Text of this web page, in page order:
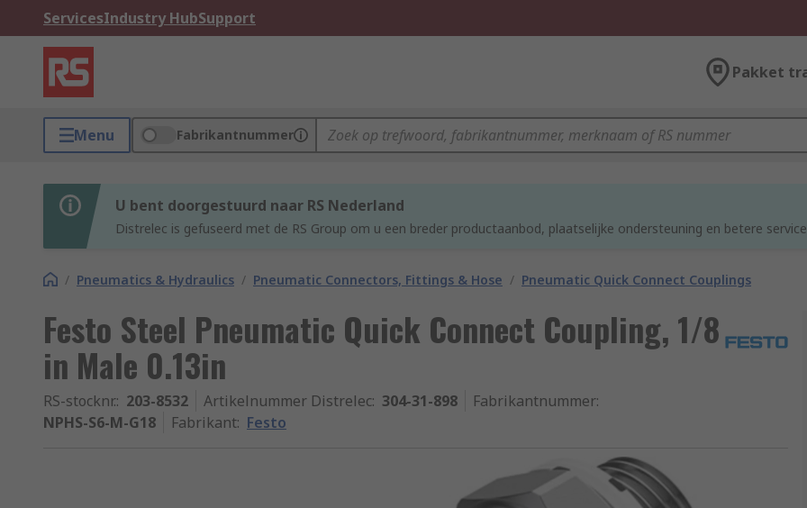
ServicesIndustry HubSupport
Pakket
Menu Fabrikantnummer
U bent doorgestuurd naar RS Nederland
Distrelec is gefuseerd met de RS Group om u een breder productaanbod, plaatselijke ondersteuning en betere
/ Pneumatics & Hydraulics / Pneumatic Connectors, Fittings & Hose / Pneumatic Quick Connect Couplings
Festo Steel Pneumatic Quick Connect Coupling, 1/8
in Male 0.13in
RS-stocknr.: 203-8532 Artikelnummer Distrelec: 304-31-898 Fabrikantnummer:
NPHS-S6-M-G18
Fabrikant: Festo